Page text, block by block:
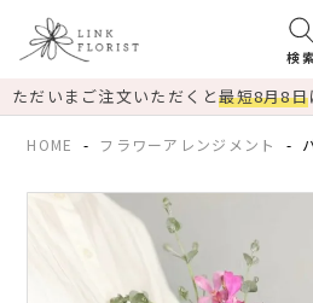
検
ただいまご注文いただくと最短8月8日
HOME フラワーアレンジメント